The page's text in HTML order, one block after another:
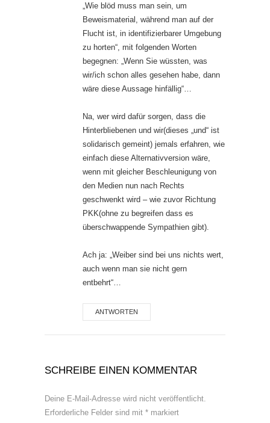
„Wie blöd muss man sein, um
Beweismaterial, während man auf der
Flucht ist, in identifizierbarer Umgebung
zu horten“, mit folgenden Worten
begegnen: „Wenn Sie wüssten, was
wir/ich schon alles gesehen habe, dann
wäre diese Aussage hinfällig“…
Na, wer wird dafür sorgen, dass die
Hinterbliebenen und wir(dieses „und“ ist
solidarisch gemeint) jemals erfahren, wie
einfach diese Alternativversion wäre,
wenn mit gleicher Beschleunigung von
den Medien nun nach Rechts
geschwenkt wird – wie zuvor Richtung
PKK(ohne zu begreifen dass es
überschwappende Sympathien gibt).
Ach ja: „Weiber sind bei uns nichts wert,
auch wenn man sie nicht gern
entbehrt“…
ANTWORTEN
SCHREIBE EINEN KOMMENTAR
Deine E-Mail-Adresse wird nicht veröffentlicht.
Erforderliche Felder sind mit * markiert